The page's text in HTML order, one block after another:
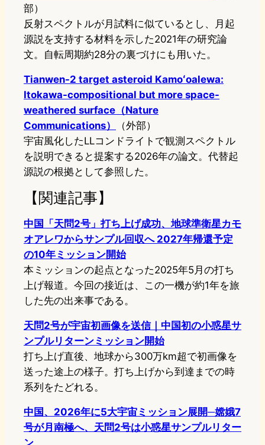
部）
反射スペクトルが月試料に似ているとし、月起
源説を支持する材料を示した2021年の研究論
文。自転周期約28分の裏づけにも用いた。
Tianwen-2 target asteroid Kamoʻoalewa:
Itokawa-compositional but more space-
weathered surface（Nature
Communications）
（外部）
宇宙風化したLLコンドライトで観測スペクトル
を説明できると提案する2026年の論文。代替起
源説の根拠として参照した。
【関連記事】
中国「天問2号」打ち上げ成功、地球準衛星カモ
オアレワからサンプル回収へ 2027年帰還予定
の10年ミッション開始
本ミッションの起点となった2025年5月の打ち
上げ報道。今回の接近は、この一機が約1年を旅
した先の出来事である。
天問2号が宇宙初画像を送信｜中国初の小惑星サ
ンプルリターンミッション開始
打ち上げ直後、地球から300万km超で初画像を
送った途上の様子。打ち上げから到達までの時
系列をたどれる。
中国、2026年に5大宇宙ミッション展開─嫦娥7
号が月南極へ、天問2号は小惑星サンプルリター